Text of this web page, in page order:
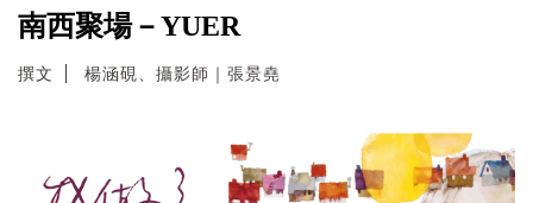
南西聚場－YUER
撰文 楊涵硯、攝影師｜張景堯